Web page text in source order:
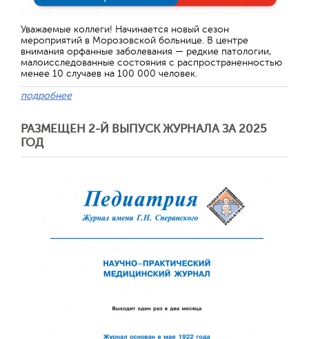
Уважаемые коллеги! Начинается новый сезон
мероприятий в Морозовской больнице. В центре
внимания орфанные заболевания — редкие патологии,
малоисследованные состояния с распространенностью
менее 10 случаев на 100 000 человек.
подробнее
РАЗМЕЩЕН 2-Й ВЫПУСК ЖУРНАЛА ЗА 2025
ГОД